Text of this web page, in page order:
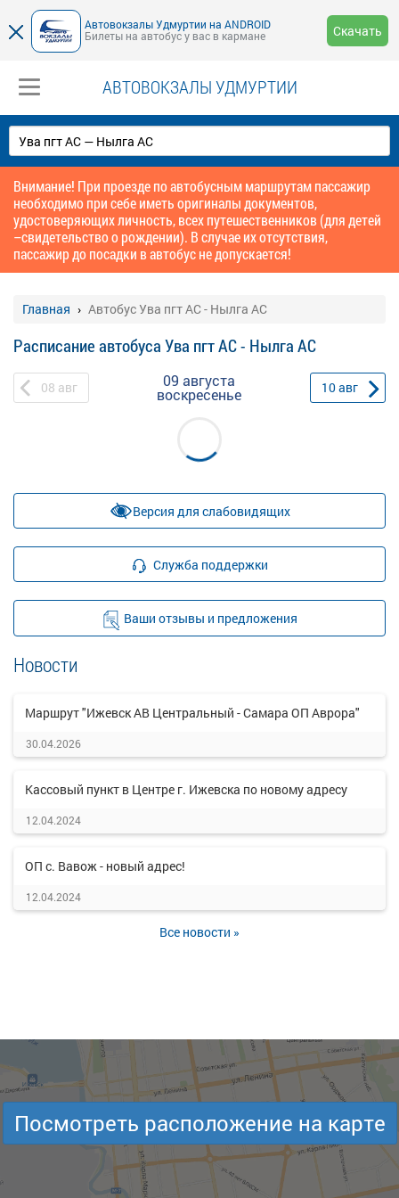
Автовокзалы Удмуртии на ANDROID
Билеты на автобус у вас в кармане
Скачать
АВТОВОКЗАЛЫ УДМУРТИИ
Внимание! При проезде по автобусным маршрутам пассажир
необходимо при себе иметь оригиналы документов,
удостоверяющих личность, всех путешественников (для детей
–свидетельство о рождении). В случае их отсутствия,
пассажир до посадки в автобус не допускается!
Главная Автобус Ува пгт АС - Нылга АС
Расписание автобуса Ува пгт АС - Нылга АС
08 авг 09 августа
воскресенье 10авг
Версия для слабовидящих
Служба поддержки
Ваши отзывы и предложения
Новости
Маршрут "Ижевск АВ Центральный - Самара ОП Аврора"
30.04.2026
Кассовый пункт в Центре г. Ижевска по новому адресу
12.04.2024
ОП с. Вавож - новый адрес!
12.04.2024
Все новости »
Посмотреть расположение на карте